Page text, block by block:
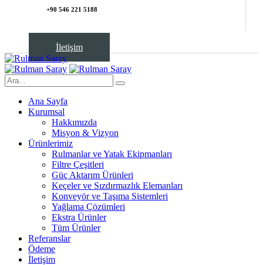
+90 546 221 5188
İletişim
Ana Sayfa
Kurumsal
Hakkımızda
Misyon & Vizyon
Ürünlerimiz
Rulmanlar ve Yatak Ekipmanları
Filtre Çeşitleri
Güç Aktarım Ürünleri
Keçeler ve Sızdırmazlık Elemanları
Konveyör ve Taşıma Sistemleri
Yağlama Çözümleri
Ekstra Ürünler
Tüm Ürünler
Referanslar
Ödeme
İletişim